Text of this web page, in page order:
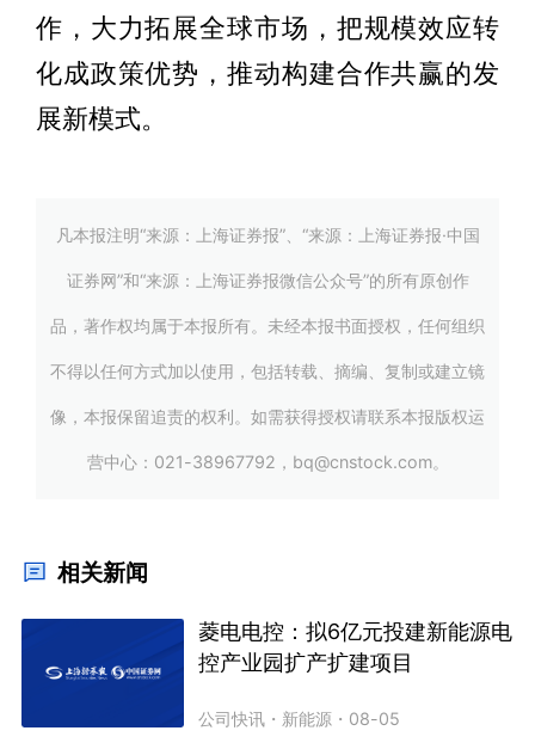
作，大力拓展全球市场，把规模效应转
化成政策优势，推动构建合作共赢的发
展新模式。
凡本报注明“来源：上海证券报”、“来源：上海证券报·中国
证券网”和“来源：上海证券报微信公众号”的所有原创作
品，著作权均属于本报所有。未经本报书面授权，任何组织
不得以任何方式加以使用，包括转载、摘编、复制或建立镜
像，本报保留追责的权利。如需获得授权请联系本报版权运
营中心：021-38967792，bq@cnstock.com。
相关新闻
菱电电控：拟6亿元投建新能源电
控产业园扩产扩建项目
公司快讯 ・ 新能源 ・ 08-05